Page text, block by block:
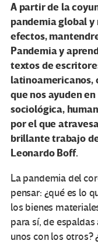
A partir de la
pandemia global y
efectos,
Pandemia y
textos de
latinoamericanos,
que nos ayuden
sociológica,
por el que
brillante trabajo
Leonardo Boff.
La pandemia del
pensar: ¿qué es lo
los bienes
para sí, de
unos con los otros?